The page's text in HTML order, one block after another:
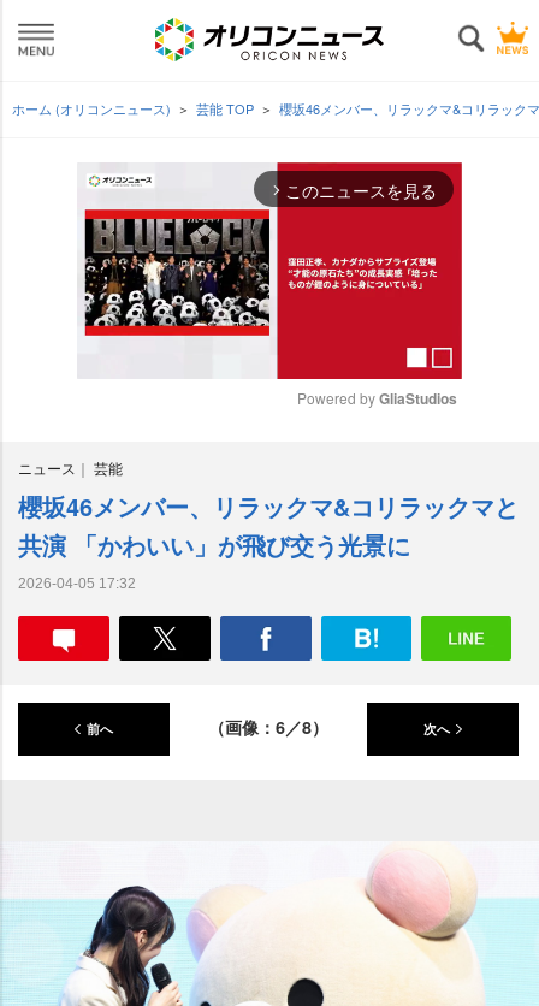
ホーム (オリコンニュース) 芸能 TOP 櫻坂46メンバー、リラックマ&コリラック
arrow_forward_ios このニュースを見る
e
Powered by GliaStudios
ニュース 芸能
櫻坂46メンバー、リラックマ&コリラックマと
共演 「かわいい」が飛び交う光景に
2026-04-05 17:32
前へ （画像：6／8） 次へ